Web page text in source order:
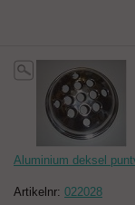
Aluminium deksel
Artikelnr: 022028